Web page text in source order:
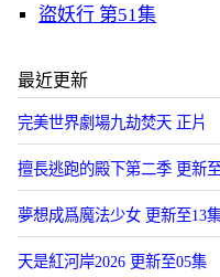
盜妖行 第51集
最近更新
​完美世界劇場九劫焚天​ 正片
擅長逃跑的殿下第二季 更新
夢想成爲魔法少女 更新至13
天是紅河岸2026 更新至05集